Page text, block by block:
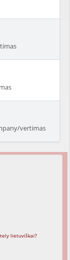
vertimas